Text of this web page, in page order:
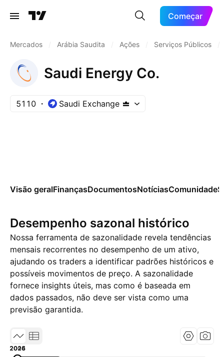
Começar
Mercados Arábia Saudita Ações Serviços Públicos
Saudi Energy Co.
5110 Saudi Exchange
Visão geralFinançasDocumentosNotíciasComunidade
Desempenho sazonal histórico
Nossa ferramenta de sazonalidade revela tendências
mensais recorrentes no desempenho de um ativo,
ajudando os traders a identificar padrões históricos e
possíveis movimentos de preço. A sazonalidade
fornece insights úteis, mas como é baseada em
dados passados, não deve ser vista como uma
previsão garantida.
2004
2015
2026